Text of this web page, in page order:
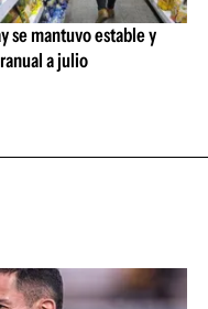
se mantuvo estable y
a julio